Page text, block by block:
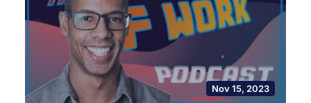
Nov 15, 2023